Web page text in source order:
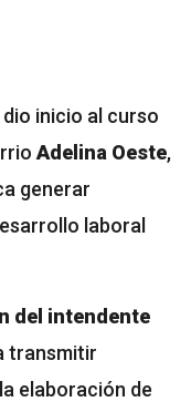
inicio al curso
Adelina Oeste,
generar
laboral
del intendente
transmitir
elaboración de